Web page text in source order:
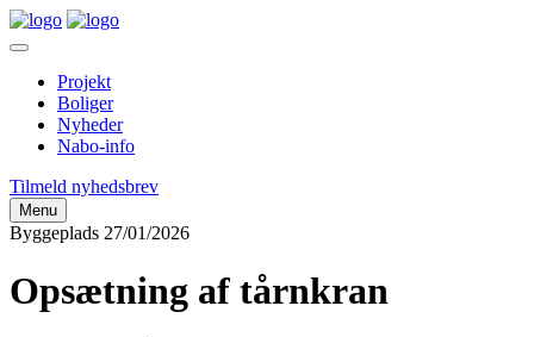
Projekt
Boliger
Nyheder
Nabo-info
Tilmeld nyhedsbrev
Menu
Byggeplads 27/01/2026
Opsætning af tårnkran